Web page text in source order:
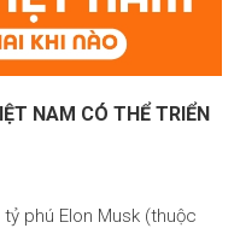
NAM CÓ THỂ TRIỂN
phú Elon Musk (thuộc